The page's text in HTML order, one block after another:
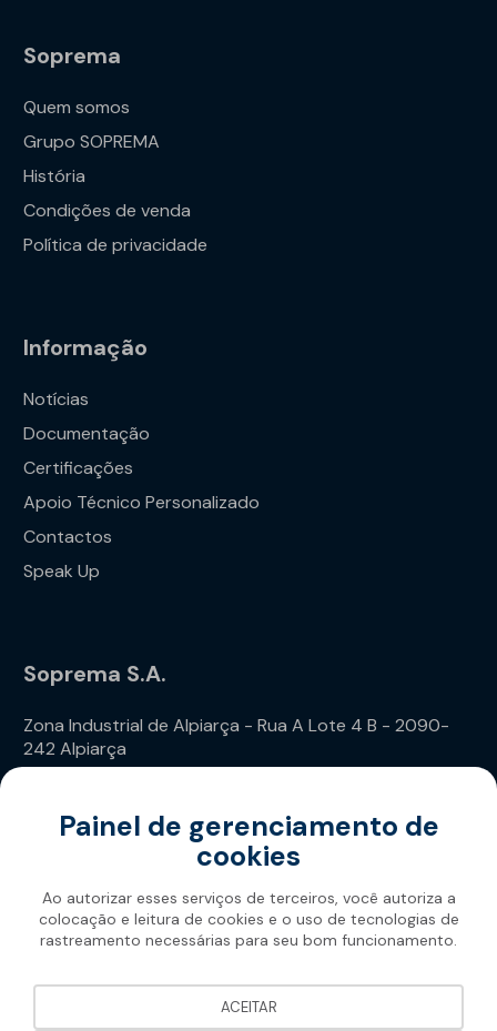
Soprema
Quem somos
Grupo SOPREMA
História
Condições de venda
Política de privacidade
Informação
Notícias
Documentação
Certificações
Apoio Técnico Personalizado
Contactos
Speak Up
Soprema S.A.
Zona Industrial de Alpiarça - Rua A Lote 4 B - 2090-
242 Alpiarça
Soprema 2026
Painel de gerenciamento de
cookies
Ao autorizar esses serviços de terceiros, você autoriza a
colocação e leitura de cookies e o uso de tecnologias de
rastreamento necessárias para seu bom funcionamento.
ACEITAR